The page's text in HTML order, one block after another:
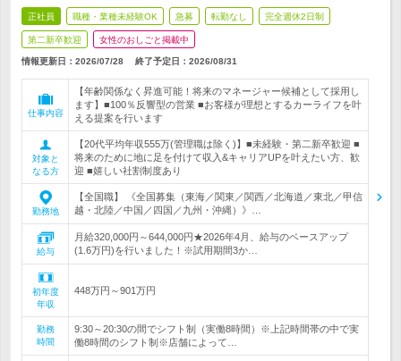
正社員 職種・業種未経験OK 急募 転勤なし 完全週休2日制
第二新卒歓迎 女性のおしごと掲載中
情報更新日：2026/07/28 終了予定日： 2026/08/31
仕事内容
【年齢関係なく昇進可能！将来のマネージャー候補として採用し
ます】■100％反響型の営業 ■お客様が理想とするカーライフを叶
える提案を行います
対象と
なる方
【20代平均年収555万(管理職は除く)】■未経験・第二新卒歓迎 ■
将来のために地に足を付けて収入&キャリアUPを叶えたい方、歓
迎 ■嬉しい社割制度あり
勤務地
【全国職】 《全国募集（東海／関東／関西／北海道／東北／甲信
越・北陸／中国／四国／九州・沖縄）》…
給与
月給320,000円～644,000円★2026年4月、給与のベースアップ
(1.6万円)を行いました！※試用期間3か…
初年度
年収
448万円～901万円
勤務
時間
9:30～20:30の間でシフト制（実働8時間）※上記時間帯の中で実
働8時間のシフト制※店舗によって…